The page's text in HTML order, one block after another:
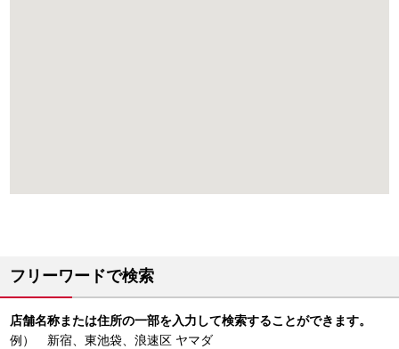
フリーワードで検索
店舗名称または住所の一部を入力して検索することができます。
例） 新宿、東池袋、浪速区 ヤマダ